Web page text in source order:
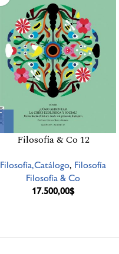
Filosofia & Co 12
Filosofía,Catálogo, Filosofía
Filosofía & Co
17.500,00$